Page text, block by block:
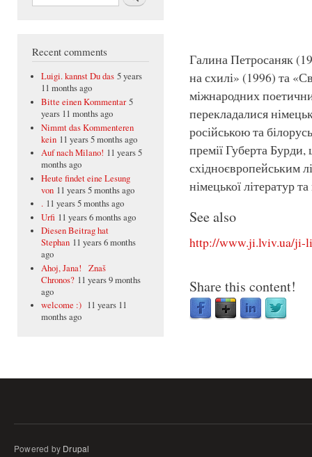
Recent comments
Luigi. kannst Du das 5 years
11 months ago
Bitte einen Kommentar 5
years 11 months ago
Nimmt das Kommenteren
kein 11 years 5 months ago
Auf nach Milano! 11 years 5
months ago
Heute findet eine Lesung
von 11 years 5 months ago
. 11 years 5 months ago
Urfi 11 years 6 months ago
Diesen Beitrag hat
Stephan 11 years 6 months
ago
Ahoj, Jana! Znaš
Chronos? 11 years 9 months
ago
welcome :) 11 years 11
months ago
Галина Петросаняк
на схилі» (1996) та
міжнародних
перекладалися
російською та
премії Губерта
східноєвропейським
німецької літератур
See also
http://www.ji.lviv.ua/ji-
Share this content!
Powered by Drupal